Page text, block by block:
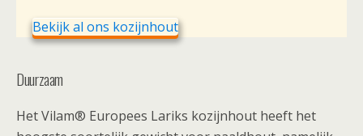
Bekijk al ons kozijnhout
Duurzaam
Het Vilam® Europees Lariks kozijnhout heeft het